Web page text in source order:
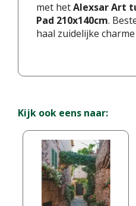
met hetAlexsar Art
Pad 210x140cm.
haal zuidelijke
Kijk ook eens naar: